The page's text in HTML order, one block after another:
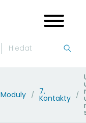
Moduly / 7.
Kontakty /